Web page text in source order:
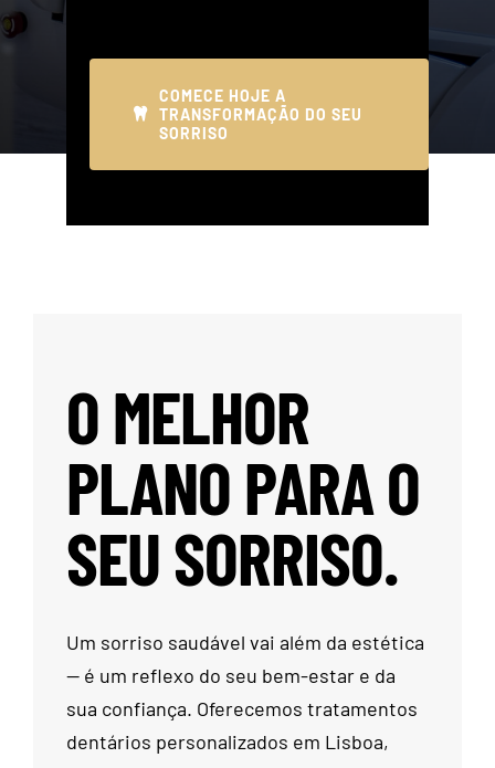
COMECE HOJE A
TRANSFORMAÇÃO DO SEU
SORRISO
O MELHOR
PLANO PARA O
SEU SORRISO.
Um sorriso saudável vai além da estética
— é um reflexo do seu bem-estar e da
sua confiança. Oferecemos tratamentos
dentários personalizados em Lisboa,